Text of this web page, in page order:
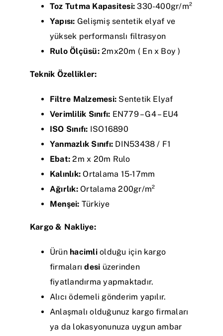
Toz Tutma Kapasitesi: 330-400gr/m²
Yapısı: Gelişmiş sentetik elyaf ve
yüksek performanslı filtrasyon
Rulo Ölçüsü:2mx20m ( En x Boy )
Teknik Özellikler:
Filtre Malzemesi: Sentetik Elyaf
Verimlilik Sınıfı: EN779 – G4 – EU4
ISO Sınıfı: ISO16890
Yanmazlık Sınıfı: DIN53438 / F1
Ebat: 2m x 20m Rulo
Kalınlık: Ortalama 15-17mm
Ağırlık:Ortalama 200gr/m²
Menşei: Türkiye
Kargo & Nakliye:
Ürün hacimliolduğu için kargo
firmalarıdesi üzerinden
fiyatlandırma yapmaktadır.
Alıcı ödemeli gönderim yapılır.
Anlaşmalı olduğunuz kargo firmaları
ya da lokasyonunuza uygun ambar